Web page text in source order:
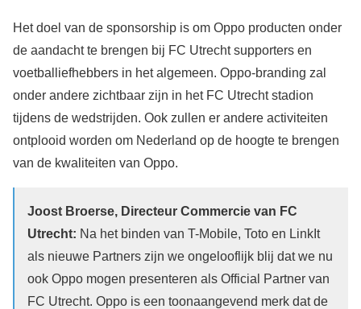
Het doel van de sponsorship is om Oppo producten onder
de aandacht te brengen bij FC Utrecht supporters en
voetballiefhebbers in het algemeen. Oppo-branding zal
onder andere zichtbaar zijn in het FC Utrecht stadion
tijdens de wedstrijden. Ook zullen er andere activiteiten
ontplooid worden om Nederland op de hoogte te brengen
van de kwaliteiten van Oppo.
Joost Broerse, Directeur Commercie van FC
Utrecht: Na het binden van T-Mobile, Toto en LinkIt
als nieuwe Partners zijn we ongelooflijk blij dat we nu
ook Oppo mogen presenteren als Official Partner van
FC Utrecht. Oppo is een toonaangevend merk dat de